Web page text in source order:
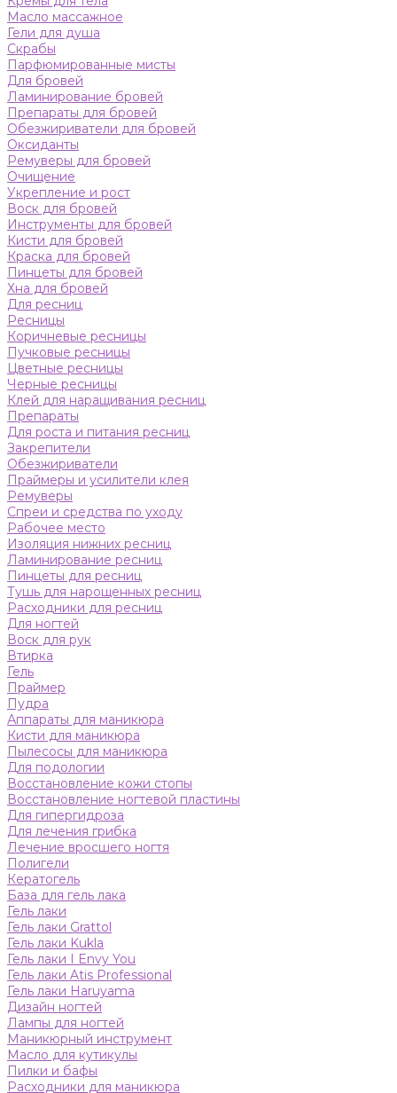
Масло массажное
Гели для душа
Скрабы
Парфюмированные мисты
Для бровей
Ламинирование бровей
Препараты для бровей
Обезжириватели для бровей
Оксиданты
Ремуверы для бровей
Очищение
Укрепление и рост
Воск для бровей
Инструменты для бровей
Кисти для бровей
Краска для бровей
Пинцеты для бровей
Хна для бровей
Для ресниц
Ресницы
Коричневые ресницы
Пучковые ресницы
Цветные ресницы
Черные ресницы
Клей для наращивания ресниц
Препараты
Для роста и питания ресниц
Закрепители
Обезжириватели
Праймеры и усилители клея
Ремуверы
Спреи и средства по уходу
Рабочее место
Изоляция нижних ресниц
Ламинирование ресниц
Пинцеты для ресниц
Тушь для нарощенных ресниц
Расходники для ресниц
Для ногтей
Воск для рук
Втирка
Гель
Праймер
Пудра
Аппараты для маникюра
Кисти для маникюра
Пылесосы для маникюра
Для подологии
Восстановление кожи стопы
Восстановление ногтевой пластины
Для гипергидроза
Для лечения грибка
Лечение вросшего ногтя
Полигели
Кератогель
База для гель лака
Гель лаки
Гель лаки Grattol
Гель лаки Kukla
Гель лаки I Envy You
Гель лаки Atis Professional
Гель лаки Haruyama
Дизайн ногтей
Лампы для ногтей
Маникюрный инструмент
Масло для кутикулы
Пилки и бафы
Расходники для маникюра